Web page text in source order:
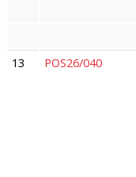
13
POS26/040